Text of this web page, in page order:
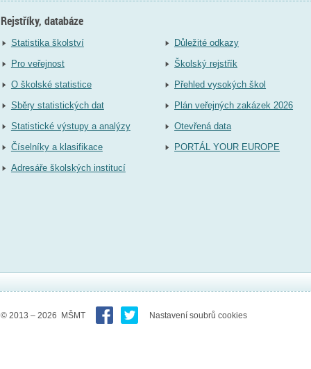
Rejstříky, databáze
Statistika školství
Pro veřejnost
O školské statistice
Sběry statistických dat
Statistické výstupy a analýzy
Číselníky a klasifikace
Adresáře školských institucí
Důležité odkazy
Školský rejstřík
Přehled vysokých škol
Plán veřejných zakázek 2026
Otevřená data
PORTÁL YOUR EUROPE
© 2013 – 2026 MŠMT Nastavení soubrů cookies